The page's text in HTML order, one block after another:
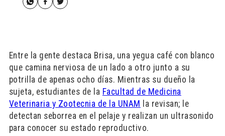
Entre la gente destaca Brisa, una yegua café con blanco
que camina nerviosa de un lado a otro junto a su
potrilla de apenas ocho días. Mientras su dueño la
sujeta, estudiantes de la Facultad de Medicina
Veterinaria y Zootecnia de la UNAM
la revisan; le
detectan seborrea en el pelaje y realizan un ultrasonido
para conocer su estado reproductivo.